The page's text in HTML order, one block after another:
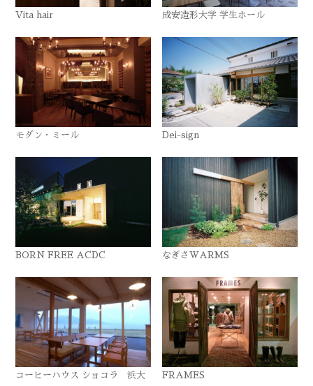
Vita hair 成安造形大学 学生ホール
モダン・ミール Dei-sign
BORN FREE ACDC なぎさWARMS
コーヒーハウス ショコラ 浜大
FRAMES